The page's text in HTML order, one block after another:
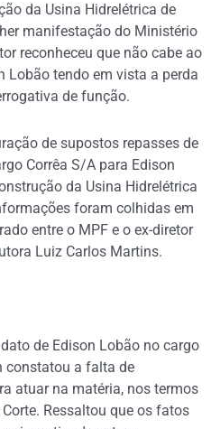
da Usina Hidrelétrica de
manifestação do Ministério
reconheceu que não cabe ao
Lobão tendo em vista a perda
de função.
de supostos repasses de
Corrêa S/A para Edison
da Usina Hidrelétrica
foram colhidas em
entre o MPF e o ex-diretor
Luiz Carlos Martins.
de Edison Lobão no cargo
constatou a falta de
atuar na matéria, nos termos
Ressaltou que os fatos